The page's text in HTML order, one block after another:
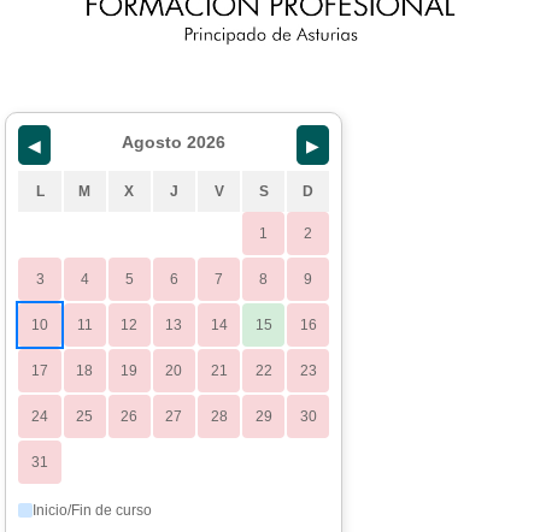
◀ Agosto 2026 ▶
L M X J V S D
1 2
3 4 5 6 7 8 9
10 11 12 13 14 15 16
17 18 19 20 21 22 23
24 25 26 27 28 29 30
31
Inicio/Fin de curso